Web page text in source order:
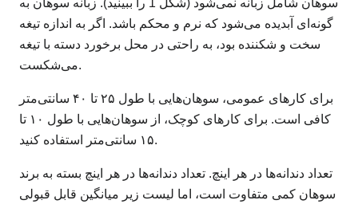
سوهان شامل زبانه نمی‌شود (شکل 1 را ببینید). زبانه سوهان به
گونه‌ای آبدیده می‌شود که نرم و محکم باشد. اگر به اندازه تیغه
سخت و شکننده بود، به راحتی در محل برخورد دسته با تیغه
می‌شکست.
برای کارهای عمومی، سوهان‌هایی با طول ۲۵ تا ۴۰ سانتی‌متر
کافی است. برای کارهای کوچک، از سوهان‌هایی با طول ۱۰ تا
۱۵ سانتی‌متر استفاده کنید.
تعداد دندانه‌ها در هر اینچ. تعداد دندانه‌ها در هر اینچ بسته به برند
سوهان کمی متفاوت است، اما لیست زیر میانگین قابل قبولی